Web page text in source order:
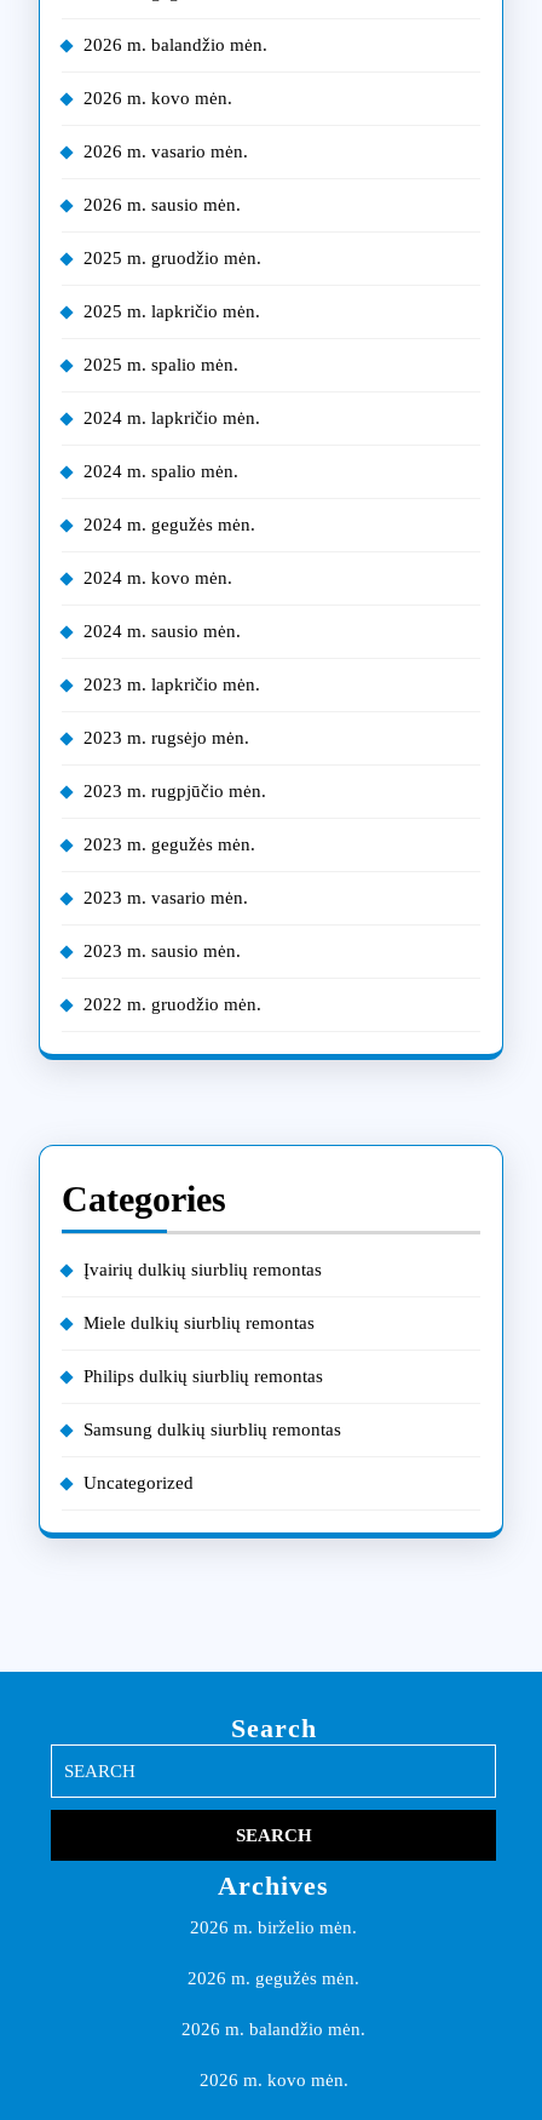
2026 m. balandžio mėn.
2026 m. kovo mėn.
2026 m. vasario mėn.
2026 m. sausio mėn.
2025 m. gruodžio mėn.
2025 m. lapkričio mėn.
2025 m. spalio mėn.
2024 m. lapkričio mėn.
2024 m. spalio mėn.
2024 m. gegužės mėn.
2024 m. kovo mėn.
2024 m. sausio mėn.
2023 m. lapkričio mėn.
2023 m. rugsėjo mėn.
2023 m. rugpjūčio mėn.
2023 m. gegužės mėn.
2023 m. vasario mėn.
2023 m. sausio mėn.
2022 m. gruodžio mėn.
Categories
Įvairių dulkių siurblių remontas
Miele dulkių siurblių remontas
Philips dulkių siurblių remontas
Samsung dulkių siurblių remontas
Uncategorized
Search
for:
Archives
2026 m. birželio mėn.
2026 m. gegužės mėn.
2026 m. balandžio mėn.
2026 m. kovo mėn.